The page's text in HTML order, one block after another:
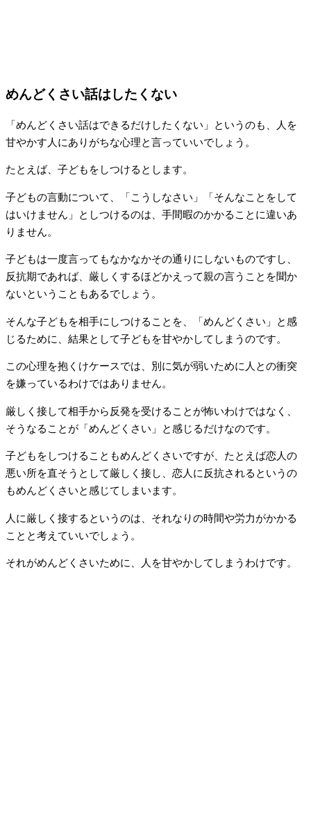
めんどくさい話はしたくない
「めんどくさい話はできるだけしたくない」というのも、人を
甘やかす人にありがちな心理と言っていいでしょう。
たとえば、子どもをしつけるとします。
子どもの言動について、「こうしなさい」「そんなことをして
はいけません」としつけるのは、手間暇のかかることに違いあ
りません。
子どもは一度言ってもなかなかその通りにしないものですし、
反抗期であれば、厳しくするほどかえって親の言うことを聞か
ないということもあるでしょう。
そんな子どもを相手にしつけることを、「めんどくさい」と感
じるために、結果として子どもを甘やかしてしまうのです。
この心理を抱くけケースでは、別に気が弱いために人との衝突
を嫌っているわけではありません。
厳しく接して相手から反発を受けることが怖いわけではなく、
そうなることが「めんどくさい」と感じるだけなのです。
子どもをしつけることもめんどくさいですが、たとえば恋人の
悪い所を直そうとして厳しく接し、恋人に反抗されるというの
もめんどくさいと感じてしまいます。
人に厳しく接するというのは、それなりの時間や労力がかかる
ことと考えていいでしょう。
それがめんどくさいために、人を甘やかしてしまうわけです。